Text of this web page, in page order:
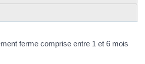
ferme comprise entre 1 et 6 mois